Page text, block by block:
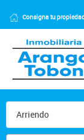
Consigna tu